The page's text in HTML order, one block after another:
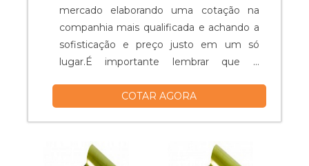
mercado elaborando uma cotação na
companhia mais qualificada e achando a
sofisticação e preço justo em um só
lugar.É importante lembrar que o
empresas especializadas. Esse tipo de
prejuízos com substituições frequentes
COTAR AGORA